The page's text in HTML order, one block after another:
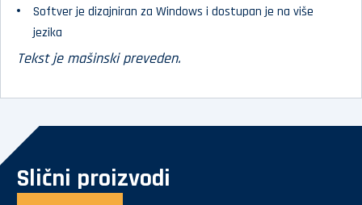
Softver je dizajniran za Windows i dostupan je na više
jezika
Tekst je mašinski preveden.
Slični proizvodi